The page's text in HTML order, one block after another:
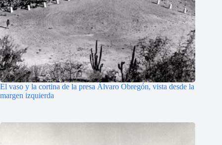
El vaso y la cortina de la presa Álvaro Obregón, vista desde la
margen izquierda